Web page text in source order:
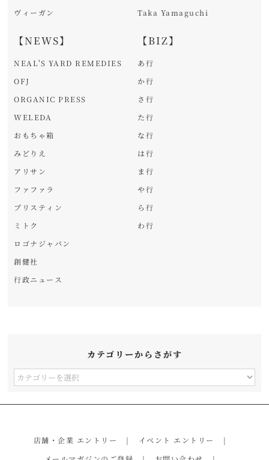
ヴィーガン
【NEWS】
NEAL'S YARD REMEDIES
OFJ
ORGANIC PRESS
WELEDA
おもちゃ箱
みどりえ
アリサン
ファファラ
プリスティン
ミトク
ロゴナジャパン
創健社
行政ニュース
Taka Yamaguchi
【BIZ】
あ行
か行
さ行
た行
な行
は行
ま行
や行
ら行
わ行
カテゴリーからさがす
カ
店舗・企業 エントリー
イベント エントリー